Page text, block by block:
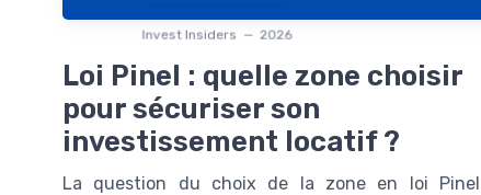
Invest Insiders — 2026
Loi Pinel : quelle zone choisir
pour sécuriser son
investissement locatif ?
La question du choix de la zone en loi Pinel